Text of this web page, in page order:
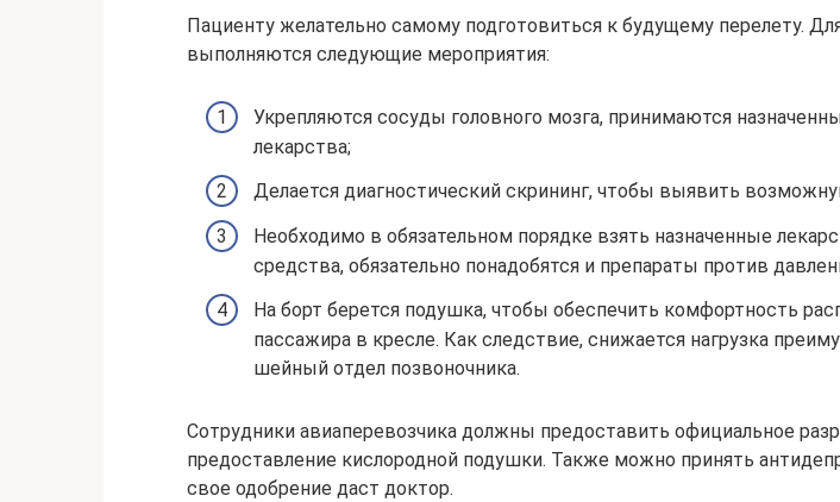
Пациенту желательно самому подготовиться к будущему перелету.
выполняются следующие мероприятия:
Укрепляются сосуды головного мозга, принимаются
лекарства;
Делается диагностический скрининг, чтобы выявить
Необходимо в обязательном порядке взять назначенные
средства, обязательно понадобятся и препараты против
На борт берется подушка, чтобы обеспечить комфортность
пассажира в кресле. Как следствие, снижается нагрузка
шейный отдел позвоночника.
Сотрудники авиаперевозчика должны предоставить официальное
предоставление кислородной подушки. Также можно принять
свое одобрение даст доктор.